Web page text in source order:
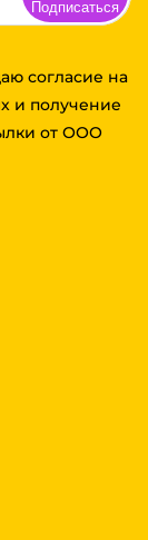
Подписаться
согласие на
и получение
от ООО